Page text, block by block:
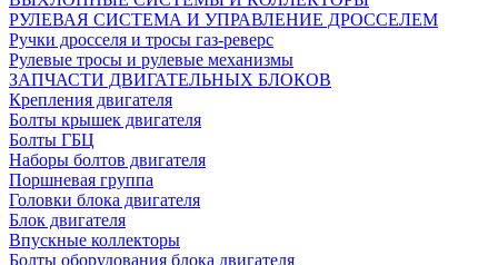
РУЛЕВАЯ СИСТЕМА И УПРАВЛЕНИЕ ДРОССЕЛЕМ
Ручки дросселя и тросы газ-реверс
Рулевые тросы и рулевые механизмы
ЗАПЧАСТИ ДВИГАТЕЛЬНЫХ БЛОКОВ
Крепления двигателя
Болты крышек двигателя
Болты ГБЦ
Наборы болтов двигателя
Поршневая группа
Головки блока двигателя
Блок двигателя
Впускные коллекторы
Болты оборудования блока двигателя